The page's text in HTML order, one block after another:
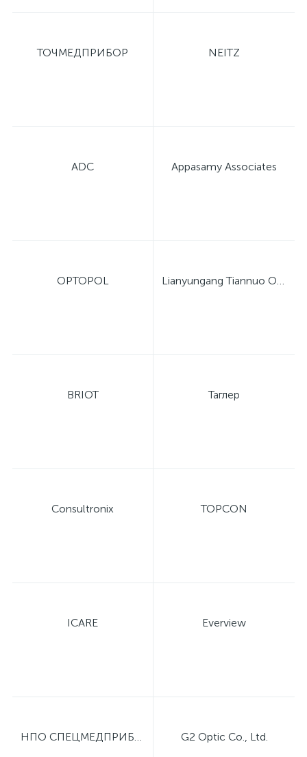
ТОЧМЕДПРИБОР NEITZ
ADC Appasamy Associates
OPTOPOL Lianyungang Tiannuo Optical Instrument Co., Ltd.
BRIOT Таглер
Consultronix TOPCON
ICARE Everview
НПО СПЕЦМЕДПРИБОР G2 Optic Co., Ltd.